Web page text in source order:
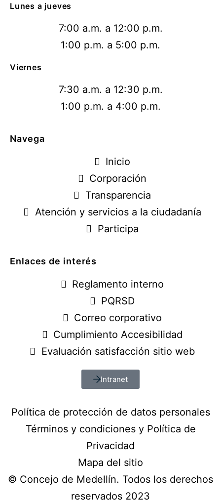
Lunes a jueves
7:00 a.m. a 12:00 p.m.
1:00 p.m. a 5:00 p.m.
Viernes
7:30 a.m. a 12:30 p.m.
1:00 p.m. a 4:00 p.m.
Navega
Inicio
Corporación
Transparencia
Atención y servicios a la ciudadanía
Participa
Enlaces de interés
Reglamento interno
PQRSD
Correo corporativo
Cumplimiento Accesibilidad
Evaluación satisfacción sitio web
Intranet
Política de protección de datos personales
Términos y condiciones y Política de
Privacidad
Mapa del sitio
© Concejo de Medellín. Todos los derechos
reservados 2023